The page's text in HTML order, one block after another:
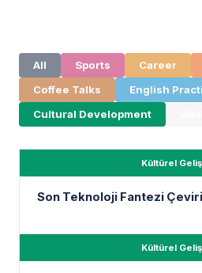
All Sports Career
Coffee Talks
English
Cultural Development
Kültürel
Son Teknoloji Fantezi
Kültürel